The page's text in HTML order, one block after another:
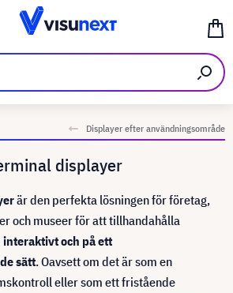
Displayer efter användningsområde
displayer
är den perfekta lösningen för företag,
och museer för att tillhandahålla
och på ett
sätt. Oavsett om det är som en
eller som ett fristående